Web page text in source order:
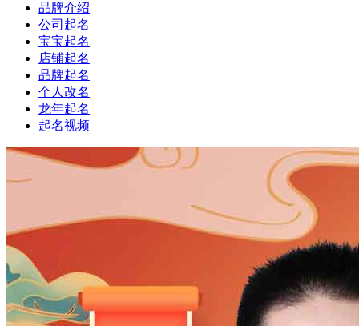
品牌介绍
公司起名
宝宝起名
店铺起名
品牌起名
个人改名
龙年起名
起名视频